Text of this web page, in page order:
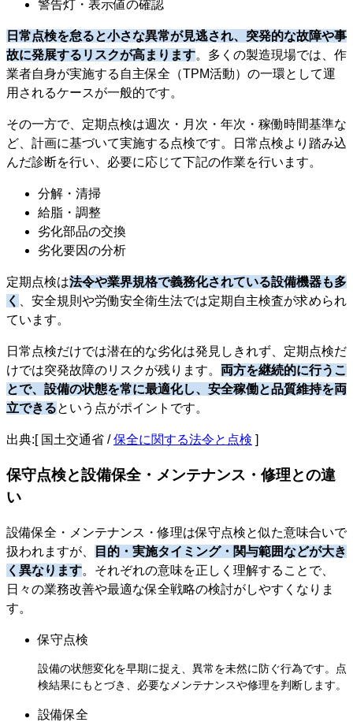
警告灯・表示値の確認
日常点検を怠ると小さな異常が見逃され、突発的な故障や事
故に発展するリスクが高まります。多くの製造現場では、作
業者自身が実施する自主保全（TPM活動）の一環として運
用されるケースが一般的です。
その一方で、定期点検は週次・月次・年次・稼働時間基準な
ど、計画に基づいて実施する点検です。日常点検より踏み込
んだ診断を行い、必要に応じて下記の作業を行います。
分解・清掃
給脂・調整
劣化部品の交換
劣化要因の分析
定期点検は法令や業界規格で義務化されている設備機器も多
く
、安全規則や労働安全衛生法では定期自主検査が求められ
ています。
日常点検だけでは潜在的な劣化は発見しきれず、定期点検だ
けでは突発故障のリスクが残ります。 両方を継続的に行うこ
とで、設備の状態を常に最適化し、安全稼働と品質維持を両
立できるという点がポイントです。
出典:[ 国土交通省 /保全に関する法令と点検 ]
保守点検と設備保全・メンテナンス・修理との違
い
設備保全・メンテナンス・修理は保守点検と似た意味合いで
扱われますが、
目的・実施タイミング・関与範囲などが大き
く異なります。それぞれの意味を正しく理解することで、
日々の業務改善や最適な保全戦略の検討がしやすくなりま
す。
保守点検
設備の状態変化を早期に捉え、異常を未然に防ぐ行為です。点
検結果にもとづき、必要なメンテナンスや修理を判断します。
設備保全